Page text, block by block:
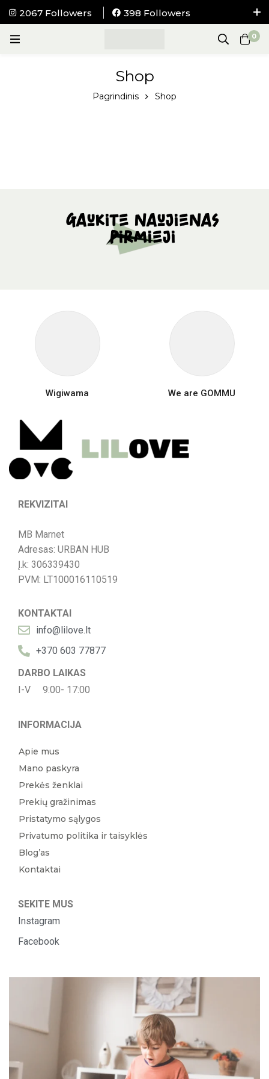
2067 Followers
398 Followers
paštomatus nuo 100Eur.
0
Shop
Pagrindinis Shop
Gaukite naujienas
pirmieji
Wigiwama We are GOMMU
REKVIZITAI
MB Marnet
Adresas: URBAN HUB
Į.k: 306339430
PVM: LT100016110519
KONTAKTAI
info@lilove.lt
+370 603 77877
DARBO LAIKAS
I-V 9:00- 17:00
INFORMACIJA
Apie mus
Mano paskyra
Prekės ženklai
Prekių gražinimas
Pristatymo sąlygos
Privatumo politika ir taisyklės
Blog’as
Kontaktai
SEKITE MUS
Instagram
Facebook